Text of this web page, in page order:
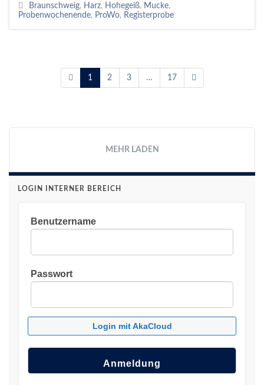
Braunschweig, Harz, Hohegeiß, Mucke,
Probenwochenende, ProWo, Registerprobe
1 2 3 … 17
MEHR LADEN
LOGIN INTERNER BEREICH
Benutzername
Passwort
Login mit AkaCloud